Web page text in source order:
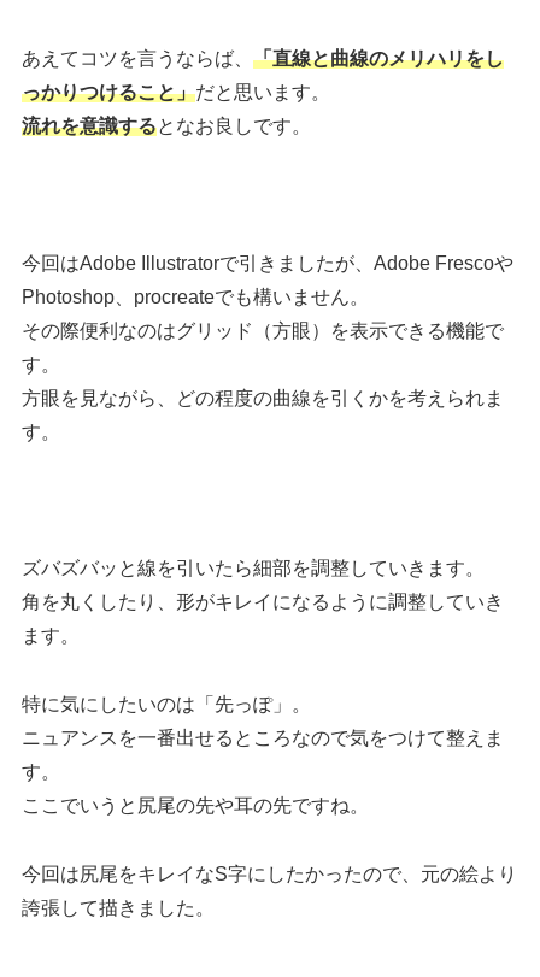
あえてコツを言うならば、「直線と曲線のメリハリをし
っかりつけること」だと思います。
流れを意識するとなお良しです。
今回はAdobe Illustratorで引きましたが、Adobe Frescoや
Photoshop、procreateでも構いません。
その際便利なのはグリッド（方眼）を表示できる機能で
す。
方眼を見ながら、どの程度の曲線を引くかを考えられま
す。
ズバズバッと線を引いたら細部を調整していきます。
角を丸くしたり、形がキレイになるように調整していき
ます。
特に気にしたいのは「先っぽ」。
ニュアンスを一番出せるところなので気をつけて整えま
す。
ここでいうと尻尾の先や耳の先ですね。
今回は尻尾をキレイなS字にしたかったので、元の絵より
誇張して描きました。